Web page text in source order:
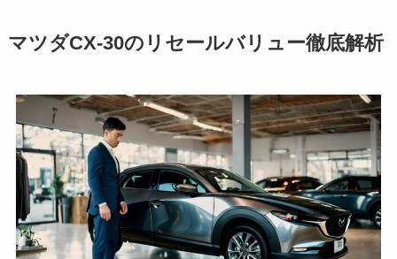
マツダCX-30のリセールバリュー徹底解析